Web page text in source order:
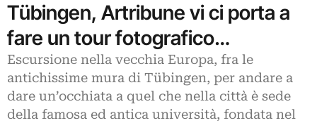
Tübingen, Artribune vi ci porta a
fare un tour fotografico…
Escursione nella vecchia Europa, fra le
antichissime mura di Tübingen, per andare a
dare un’occhiata a quel che nella città è sede
della famosa ed antica università, fondata nel